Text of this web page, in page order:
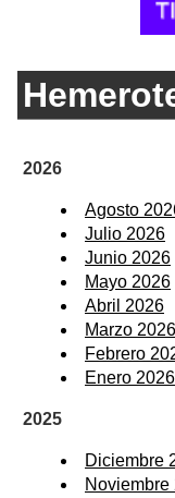
2026
Agosto
Julio 2026
Junio 2026
Mayo 2026
Abril 2026
Marzo 2026
Febrero
Enero 2026
2025
Diciembre
Noviembre